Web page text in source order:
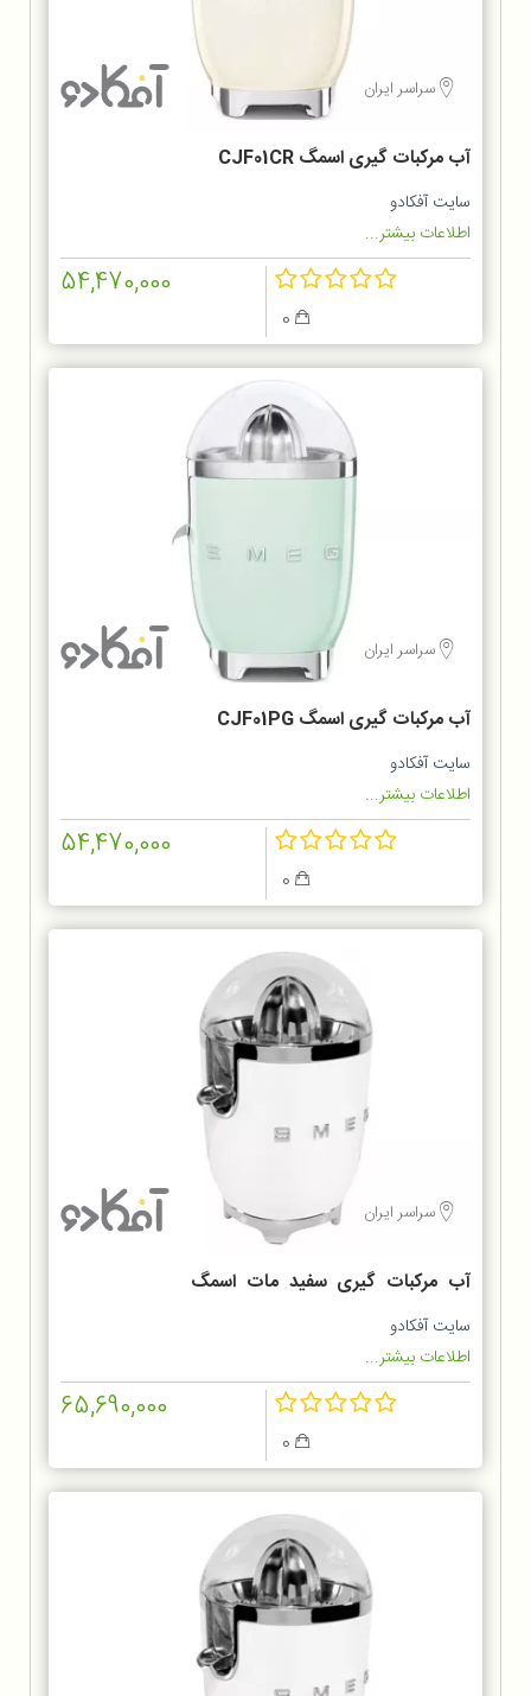
سراسر ایران
آب مرکبات گیری اسمگ CJF01CR
سایت آفکادو
اطلاعات بیشتر...
54,470,000
سراسر ایران
آب مرکبات گیری اسمگ CJF01PG
سایت آفکادو
اطلاعات بیشتر...
54,470,000
سراسر ایران
آب مرکبات گیری سفید مات اسمگ
CJF01WHMEU
سایت آفکادو
اطلاعات بیشتر...
65,690,000